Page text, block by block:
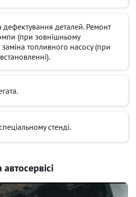
дефектування деталей. Ремонт
(при зовнішньому
заміна топливного насосу (при
стенді.